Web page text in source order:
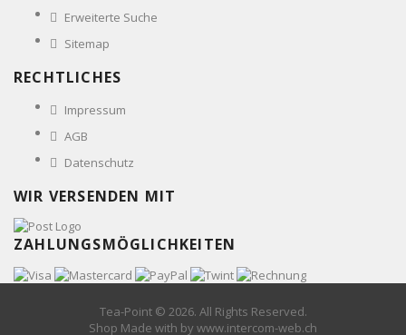
Erweiterte Suche
Sitemap
RECHTLICHES
Impressum
AGB
Datenschutz
WIR VERSENDEN MIT
ZAHLUNGSMÖGLICHKEITEN
Tea-Point © 2026. All Rights Reserved.
Shop Made with by www.intercom-web.ch